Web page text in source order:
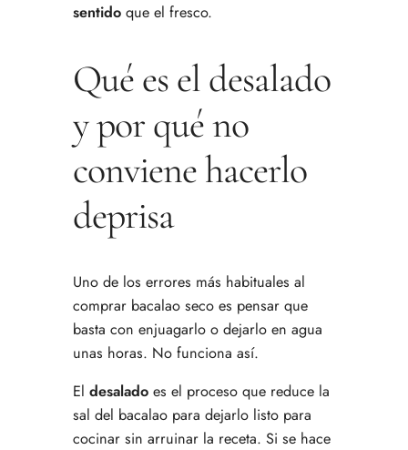
sentido que el fresco.
Qué es el desalado
y por qué no
conviene hacerlo
deprisa
Uno de los errores más habituales al
comprar bacalao seco es pensar que
basta con enjuagarlo o dejarlo en agua
unas horas. No funciona así.
El desalado es el proceso que reduce la
sal del bacalao para dejarlo listo para
cocinar sin arruinar la receta. Si se hace